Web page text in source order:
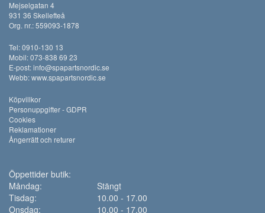
Mejselgatan 4
931 36 Skellefteå
Org. nr.: 559093-1878
Tel: 0910-130 13
Mobil: 073-838 69 23
E-post:info@spapartsnordic.se
Webb:www.spapartsnordic.se
Köpvillkor
Personuppgifter - GDPR
Cookies
Reklamationer
Ångerrätt och returer
Öppettider butik:
Måndag:
Stängt
Tisdag:
10.00 - 17.00
Onsdag:
10.00 - 17.00